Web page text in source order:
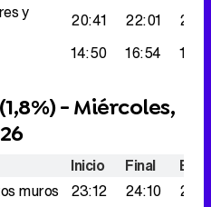
y 20:41 22:01
14:50 16:54
1,8%) - Miércoles,
Inicio Final
muros 23:12 24:10